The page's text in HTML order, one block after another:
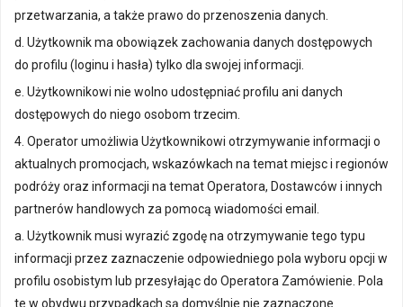
przetwarzania, a także prawo do przenoszenia danych.
d. Użytkownik ma obowiązek zachowania danych dostępowych
do profilu (loginu i hasła) tylko dla swojej informacji.
e. Użytkownikowi nie wolno udostępniać profilu ani danych
dostępowych do niego osobom trzecim.
4. Operator umożliwia Użytkownikowi otrzymywanie informacji o
aktualnych promocjach, wskazówkach na temat miejsc i regionów
podróży oraz informacji na temat Operatora, Dostawców i innych
partnerów handlowych za pomocą wiadomości email.
a. Użytkownik musi wyrazić zgodę na otrzymywanie tego typu
informacji przez zaznaczenie odpowiedniego pola wyboru opcji w
profilu osobistym lub przesyłając do Operatora Zamówienie. Pola
te w obydwu przypadkach są domyślnie nie zaznaczone